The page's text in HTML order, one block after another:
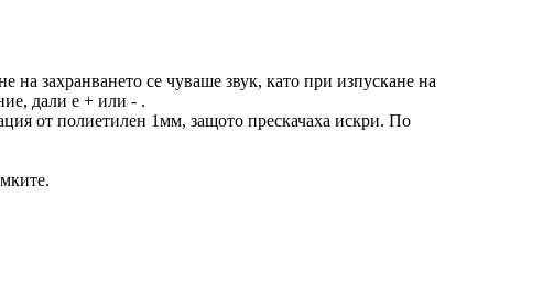
захранването се чуваше звук, като при изпускане на
дали е + или - .
от полиетилен 1мм, защото прескачаха искри. По